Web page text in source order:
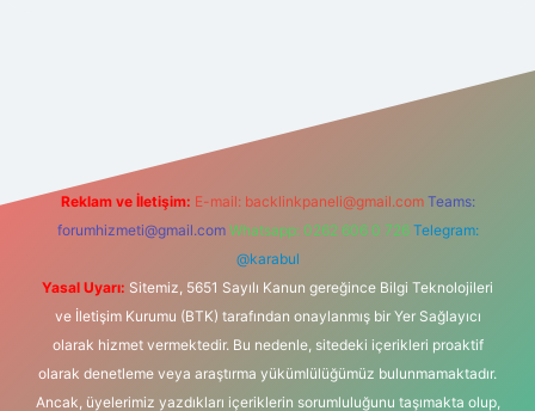
Reklam ve İletişim: E-mail: backlinkpaneli@gmail.com Teams:
forumhizmeti@gmail.com Whatsapp: 0262 606 0 726 Telegram:
@karabul
Yasal Uyarı: Sitemiz, 5651 Sayılı Kanun gereğince Bilgi Teknolojileri
ve İletişim Kurumu (BTK) tarafından onaylanmış bir Yer Sağlayıcı
olarak hizmet vermektedir. Bu nedenle, sitedeki içerikleri proaktif
olarak denetleme veya araştırma yükümlülüğümüz bulunmamaktadır.
Ancak, üyelerimiz yazdıkları içeriklerin sorumluluğunu taşımakta olup,